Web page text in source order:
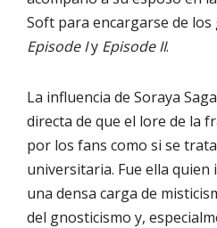
Soft para encargarse de los
Episode Iy Episode II.
La influencia de Soraya
directa de que el lore de la
por los fans como si se
universitaria. Fue ella
una densa carga de
del gnosticismo y,